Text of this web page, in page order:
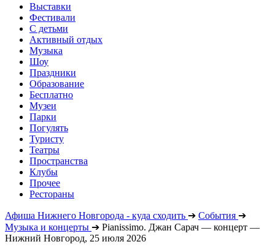
Выставки
Фестивали
С детьми
Активный отдых
Музыка
Шоу
Праздники
Образование
Бесплатно
Музеи
Парки
Погулять
Туристу
Театры
Пространства
Клубы
Прочее
Рестораны
Афиша Нижнего Новгорода - куда сходить ➔ События ➔
Музыка и концерты ➔ Pianissimo. Джан Сарач — концерт —
Нижний Новгород, 25 июля 2026